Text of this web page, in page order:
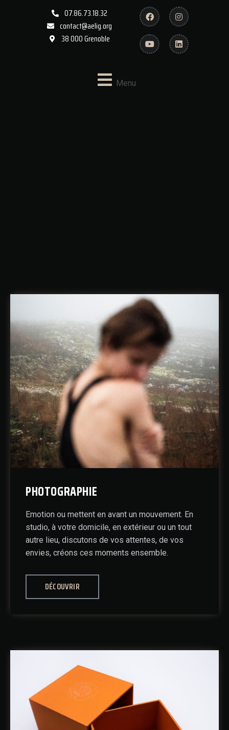
07.86.73.18.32
contact@aelig.org
38 000 Grenoble
Menu
PHOTOGRAPHIE
Emotion ou mettent en avant un mouvement. En
studio, à votre domicile, en extérieur ou un tout
autre lieu, discutons de vos attentes, de vos
envies, créons ces moments ensemble.
DÉCOUVRIR